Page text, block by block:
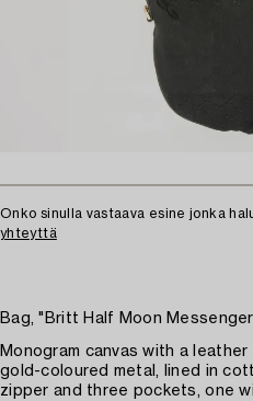
Onko sinulla vastaava esine jonka
yhteyttä
Bag, "Britt Half Moon
Monogram canvas with a
gold-coloured metal, lined in
zipper and three pockets, one